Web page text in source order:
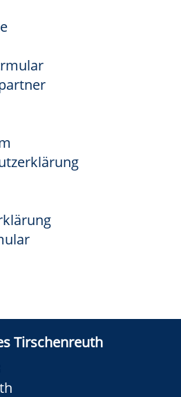
Tirschenreuth